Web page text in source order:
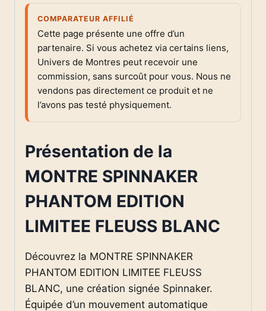
COMPARATEUR AFFILIÉ
Cette page présente une offre d’un
partenaire. Si vous achetez via certains liens,
Univers de Montres peut recevoir une
commission, sans surcoût pour vous. Nous ne
vendons pas directement ce produit et ne
l’avons pas testé physiquement.
Présentation de la
MONTRE SPINNAKER
PHANTOM EDITION
LIMITEE FLEUSS BLANC
Découvrez la MONTRE SPINNAKER
PHANTOM EDITION LIMITEE FLEUSS
BLANC, une création signée Spinnaker.
Équipée d’un mouvement automatique